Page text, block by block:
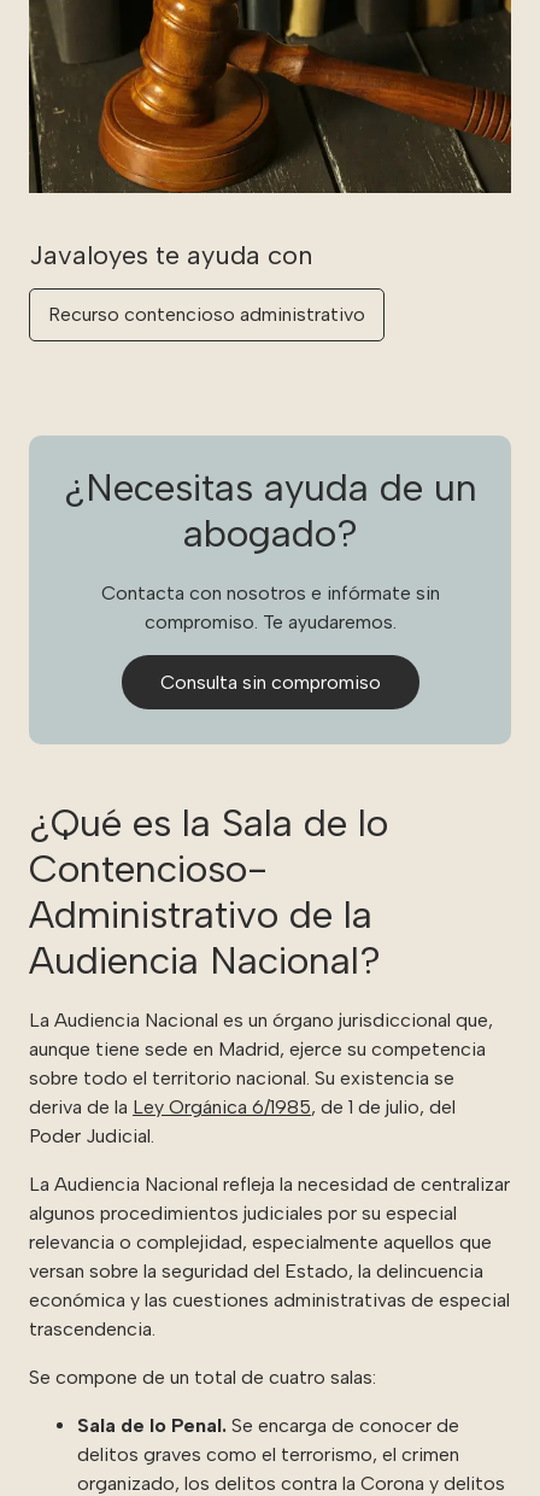
Recurso contencioso administrativo
¿Necesitas ayuda de un
abogado?
Contacta con nosotros e infórmate sin
compromiso. Te ayudaremos.
Consulta sin compromiso
¿Qué es la Sala de lo
Contencioso-
Administrativo de la
Audiencia Nacional?
La Audiencia Nacional es un órgano jurisdiccional que,
aunque tiene sede en Madrid, ejerce su competencia
sobre todo el territorio nacional. Su existencia se
deriva de la Ley Orgánica 6/1985, de 1 de julio, del
Poder Judicial.
La Audiencia Nacional refleja la necesidad de centralizar
algunos procedimientos judiciales por su especial
relevancia o complejidad, especialmente aquellos que
versan sobre la seguridad del Estado, la delincuencia
económica y las cuestiones administrativas de especial
trascendencia.
Se compone de un total de cuatro salas:
Sala de lo Penal. Se encarga de conocer de
delitos graves como el terrorismo, el crimen
organizado, los delitos contra la Corona y delitos